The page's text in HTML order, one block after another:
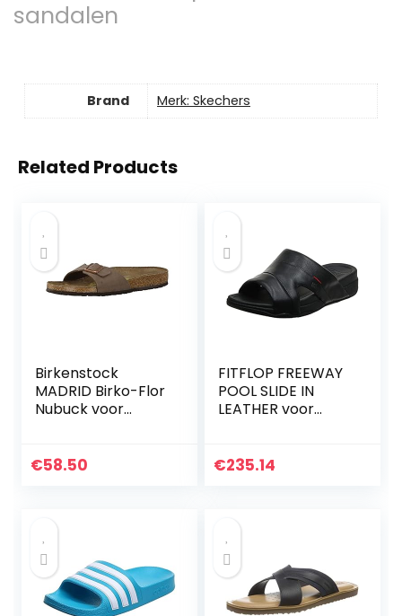
sandalen
Brand Merk: Skechers
Related Products
Birkenstock
MADRID Birko-Flor
Nubuck voor
€58.50
FITFLOP FREEWAY
POOL SLIDE IN
LEATHER voor
€235.14